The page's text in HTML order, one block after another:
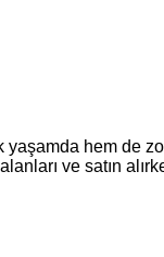
hem de
ve satın